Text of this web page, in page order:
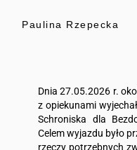
Paulina Rzepecka
Dnia 27.05.2026 r.
z opiekunami
Schroniska dla
Celem wyjazdu było
rzeczy potrzebnych